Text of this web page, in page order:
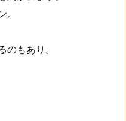
。
のもあり。